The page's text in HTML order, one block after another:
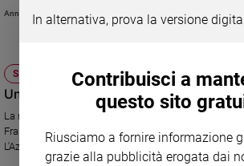
Volontariato
Diritti
di
valore
dalla preghiera. Il Papa parla delle conseguenze
popolazioni costrette a lasciare tutto e spinge i
Annachiara Valle
SOCIETÀ E VALORI
Una Rondine di pace nel Caucaso, Baku
La missione di pace dell'associazione nata in
Francesco, Giorgio La Pira e don Lorenzo Milani.
L'Azerbaijan.
In alternativa, prova la versione
Contribuisci a
questo sito
Riusciamo a fornire informazione
grazie alla pubblicità erogata dai